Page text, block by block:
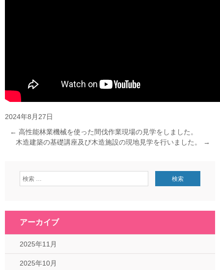
2024年8月27日
← 高性能林業機械を使った間伐作業現場の見学をしました。
木造建築の基礎講座及び木造施設の現地見学を行いました。
→
アーカイブ
2025年11月
2025年10月